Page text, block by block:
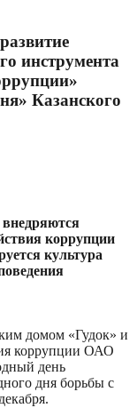
инструмента
Казанского
коррупции
культура
домом «Гудок» и
коррупции ОАО
день
дня борьбы с